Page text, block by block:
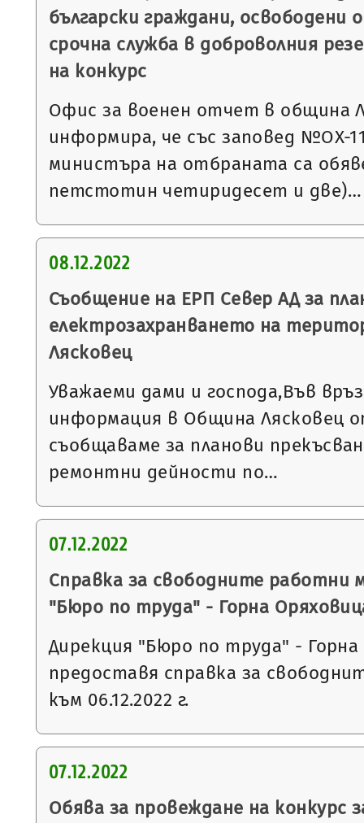
български граждани, освободени
срочна служба в доброволния
на конкурс
Офис за военен отчет в община
информира, че със заповед №ОХ-
министъра на отбраната са
петстотин четиридесет и две)…
08.12.2022
Съобщение на ЕРП Север АД за
електрозахранването на
Лясковец
Уважаеми дами и господа,Във
информация в Община Лясковец
съобщаваме за планови
ремонтни дейности по…
07.12.2022
Справка за свободните работни
"Бюро по труда" - Горна
Дирекция "Бюро по труда" -
предоставя справка за
към 06.12.2022 г.
07.12.2022
Обява за провеждане на конкурс